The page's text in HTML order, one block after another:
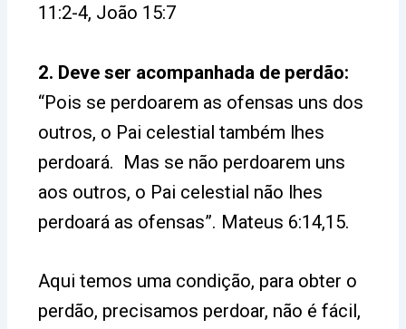
11:2-4, João 15:7
2. Deve ser acompanhada de perdão:
“Pois se perdoarem as ofensas uns dos
outros, o Pai celestial também lhes
perdoará. Mas se não perdoarem uns
aos outros, o Pai celestial não lhes
perdoará as ofensas”. Mateus 6:14,15.
Aqui temos uma condição, para obter o
perdão, precisamos perdoar, não é fácil,